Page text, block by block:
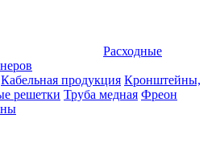
Расходные
Кабельная продукция Кронштейны,
решетки Труба медная Фреон